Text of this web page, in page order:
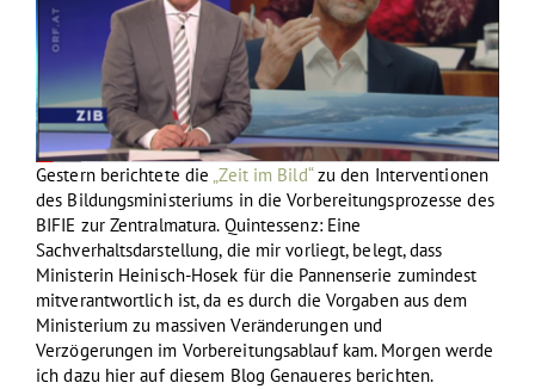
Gestern berichtete die„Zeit im Bild“zu den Interventionen
des Bildungsministeriums in die Vorbereitungsprozesse des
BIFIE zur Zentralmatura. Quintessenz: Eine
Sachverhaltsdarstellung, die mir vorliegt, belegt, dass
Ministerin Heinisch-Hosek für die Pannenserie zumindest
mitverantwortlich ist, da es durch die Vorgaben aus dem
Ministerium zu massiven Veränderungen und
Verzögerungen im Vorbereitungsablauf kam. Morgen werde
ich dazu hier auf diesem Blog Genaueres berichten.